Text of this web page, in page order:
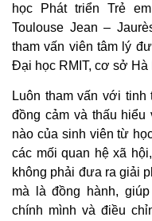
học Phát triển Trẻ
Toulouse Jean –
tham vấn viên tâm lý
Đại học RMIT, cơ sở Hà
Luôn tham vấn với tinh
đồng cảm và thấu
nào của sinh viên từ
các mối quan hệ xã
không phải đưa ra giải
mà là đồng hành,
chính mình và điều